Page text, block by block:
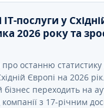
ІТ-послуги у
2026 року та
про останню
Європі на 2026
бізнес переходить на
компанії з 17-річним